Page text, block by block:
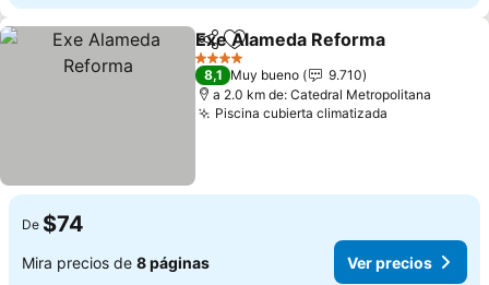
CompartirAgregar a favoritos
Exe Alameda Reforma
4 Estrellas
8,1 Muy bueno
9.710
a 2.0 km de: Catedral Metropolitana
Piscina cubierta climatizada
De $74
Mira precios de 8 páginas Ver precios